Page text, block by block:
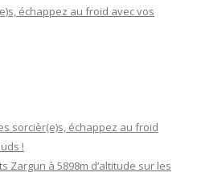
échappez au froid avec vos
sorcièr(e)s, échappez au froid
!
Zargun à 5898m d’altitude sur les